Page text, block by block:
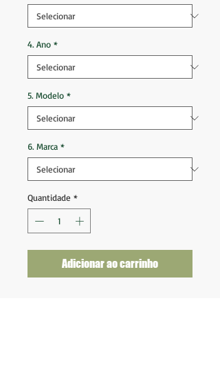
4. Ano *
5. Modelo *
6. Marca *
Quantidade *
Adicionar ao carrinho